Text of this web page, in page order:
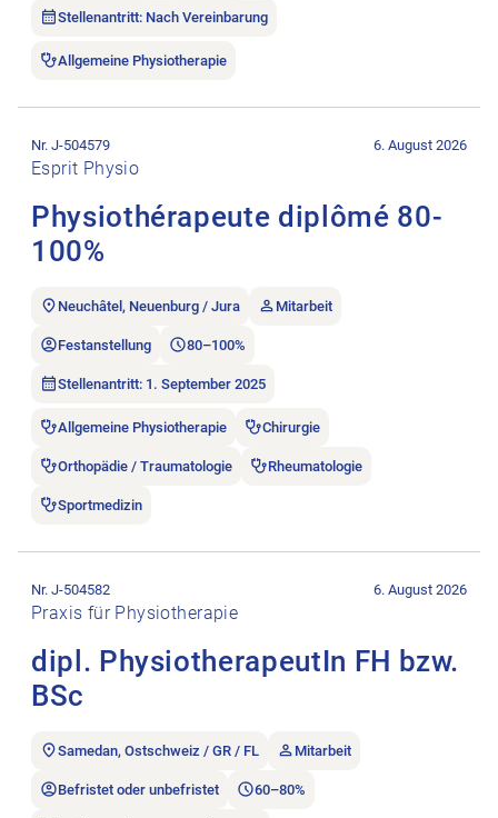
Stellenantritt: Nach Vereinbarung
Allgemeine Physiotherapie
Esprit Physio
Physiothérapeute diplômé 80-
100%
Nr. J-504579 6. August 2026
Neuchâtel, Neuenburg / Jura Mitarbeit
Festanstellung 80–100%
Stellenantritt: 1. September 2025
Allgemeine Physiotherapie Chirurgie
Orthopädie / Traumatologie Rheumatologie
Sportmedizin
Praxis für Physiotherapie
dipl. PhysiotherapeutIn FH bzw.
BSc
Nr. J-504582 6. August 2026
Samedan, Ostschweiz / GR / FL Mitarbeit
Befristet oder unbefristet 60–80%